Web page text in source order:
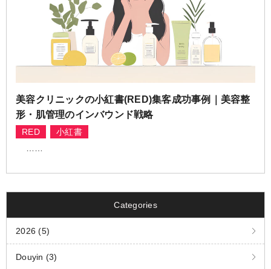
美容クリニックの小紅書(RED)集客成功事例｜美容整
形・肌管理のインバウンド戦略
RED
小紅書
Categories
2026 (5)
Douyin (3)